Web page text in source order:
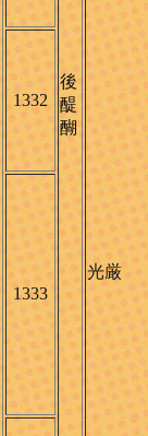
後
醍
醐
光厳
1332
1333